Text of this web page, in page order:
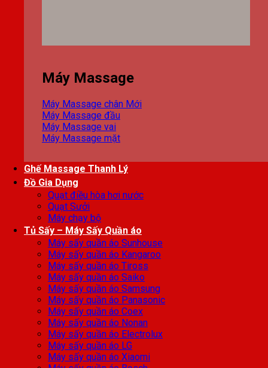
Máy Massage
Máy Massage chân
Máy Massage đầu
Máy Massage vai
Máy Massage mặt
Ghế Massage Thanh Lý
Đồ Gia Dụng
Quạt điều hòa hơi nước
Quạt Sưởi
Máy chạy bộ
Tủ Sấy – Máy Sấy Quần áo
Máy sấy quần áo Sunhouse
Máy sấy quần áo Kangaroo
Máy sấy quần áo Tiross
Máy sấy quần áo Saiko
Máy sấy quần áo Samsung
Máy sấy quần áo Panasonic
Máy sấy quần áo Coex
Máy sấy quần áo Nonan
Máy sấy quần áo Electrolux
Máy sấy quần áo LG
Máy sấy quần áo Xiaomi